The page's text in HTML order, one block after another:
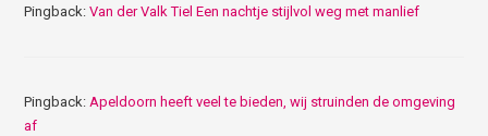
Pingback:Van der Valk Tiel Een nachtje stijlvol weg met manlief
Pingback: Apeldoorn heeft veel te bieden, wij struinden de omgeving
af